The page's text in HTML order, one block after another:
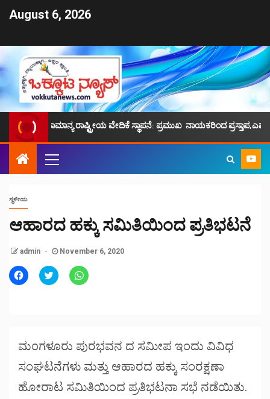
August 6, 2026
ರಾಷ್ಟ್ರೀಯ ವೇದಿಕೆ ಸ್ಥಾಪನೆ: ಪ್ರಮುಖ ನಾಯಕರಿಂದ ಪ್ರಸ್ತಾಪ,ಎಮ್.ಕೆ.ಫೈಝಿ
ಸ್ಥಳೀಯ
ಆಹಾರದ ಹಕ್ಕು ಸಮಿತಿಯಿಂದ ಪ್ರತಿಭಟನೆ
admin November 6, 2020
Click
to
Click
to
Click
to
ಮಂಗಳೂರು ಪುರಭವನ ದ ಸಮೀಪ ಇಂದು ವಿವಿಧ
ಸಂಘಟನೆಗಳು ಮತ್ತು ಆಹಾರದ ಹಕ್ಕು ಸಂರಕ್ಷಣಾ
ಹೋರಾಟ ಸಮಿತಿಯಿಂದ ಪ್ರತಿಭಟನಾ ಸಭೆ ನಡೆಯಿತು.